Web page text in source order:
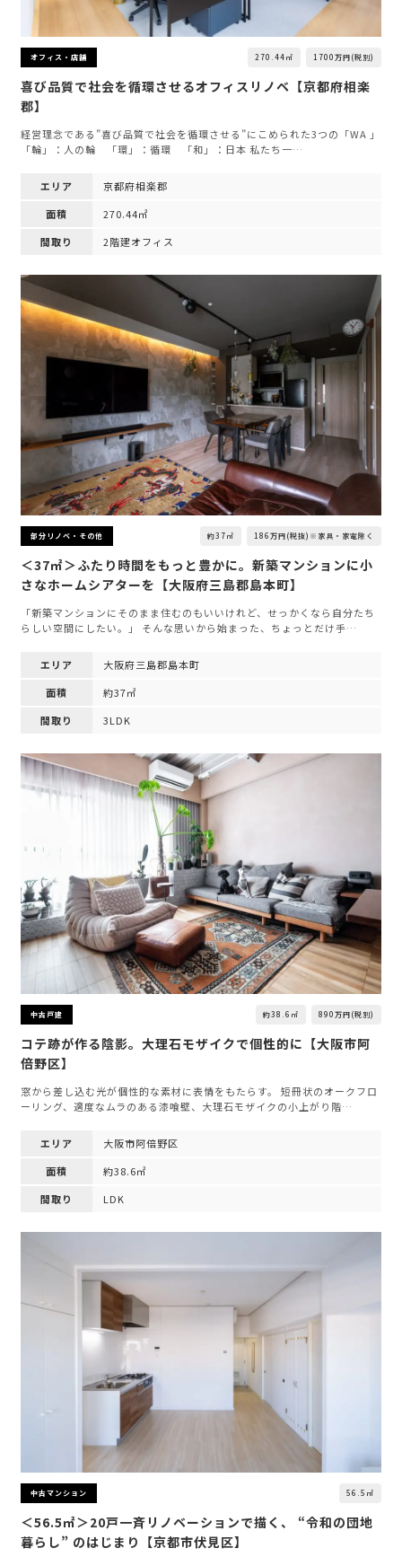
オフィス・店舗 270.44㎡ 1700万円(税別)
喜び品質で社会を循環させるオフィスリノベ【京都府相楽
郡】
経営理念である”喜び品質で社会を循環させる”にこめられた3つの「WA 」
「輪」：人の輪 「環」：循環 「和」：日本 私たち一…
エリア
京都府相楽郡
面積
270.44㎡
間取り
2階建オフィス
部分リノベ・その他 約37㎡ 186万円(税抜)※家具・家電除く
＜37㎡＞ふたり時間をもっと豊かに。新築マンションに小
さなホームシアターを【大阪府三島郡島本町】
「新築マンションにそのまま住むのもいいけれど、せっかくなら自分たち
らしい空間にしたい。」 そんな思いから始まった、ちょっとだけ手…
エリア
大阪府三島郡島本町
面積
約37㎡
間取り
3LDK
中古戸建 約38.6㎡ 890万円(税別)
コテ跡が作る陰影。大理石モザイクで個性的に【大阪市阿
倍野区】
窓から差し込む光が個性的な素材に表情をもたらす。 短冊状のオークフロ
ーリング、適度なムラのある漆喰壁、大理石モザイクの小上がり階…
エリア
大阪市阿倍野区
面積
約38.6㎡
間取り
LDK
中古マンション 56.5㎡
＜56.5㎡＞20戸一斉リノベーションで描く、 “令和の団地
暮らし” のはじまり【京都市伏見区】